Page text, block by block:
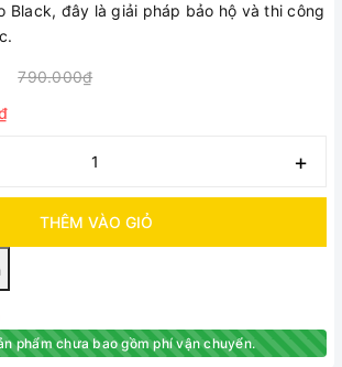
Black, đây là giải pháp bảo hộ và thi công
790.000₫
+
THÊM VÀO GIỎ
phẩm chưa bao gồm phí vận chuyển.